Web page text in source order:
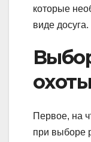
которые
виде досуга.
охоты
Первое, на
при выборе